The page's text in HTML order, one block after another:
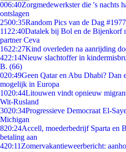
006:40Zorgmedewerkster die 's nachts
ontslagen
2500:35Random Pics van de Dag #1977
11 22:40Datalek bij Bol en de Bijenkorf
partner Ceva
1622:27Kind overleden na aanrijding
422:14Nieuw slachtoffer in
B. (66)
020:49Geen Qatar en Abu Dhabi? Dan
mogelijk in Europa
1020:44Litouwen vindt opnieuw
Wit-Rusland
3020:34Progressieve Democraat El-
Michigan
820:24Accell, moederbedrijf Sparta en
betaling aan
420:11 Zomervakantieweerbericht: